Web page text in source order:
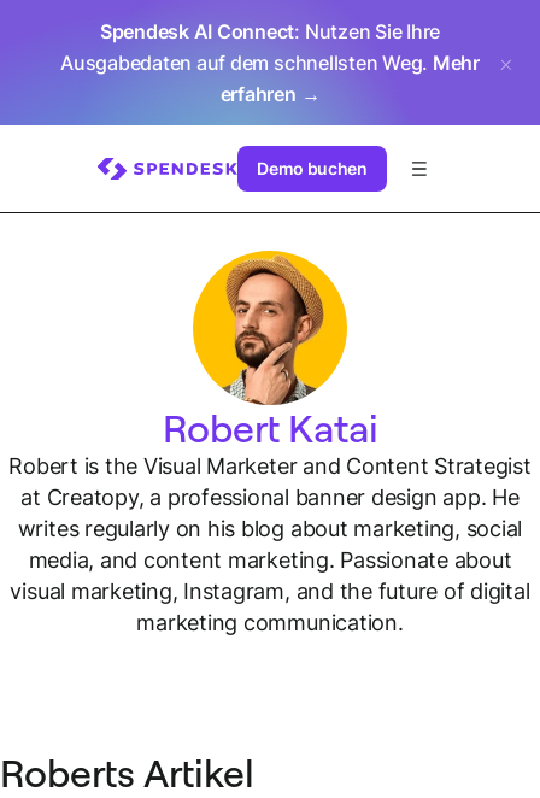
Spendesk AI Connect: Nutzen Sie Ihre
Ausgabedaten auf dem schnellsten Weg. Mehr
erfahren →
Demo buchen
Robert Katai
Robert is the Visual Marketer and Content Strategist
at Creatopy, a professional banner design app. He
writes regularly on his blog about marketing, social
media, and content marketing. Passionate about
visual marketing, Instagram, and the future of digital
marketing communication.
Roberts Artikel